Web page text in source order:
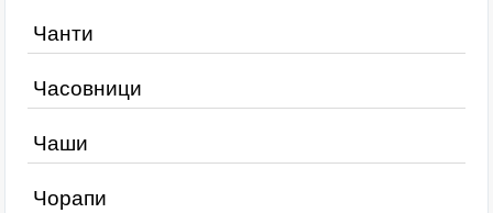
Чанти
Часовници
Чаши
Чорапи